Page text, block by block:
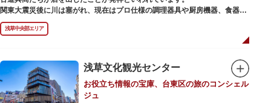
関東大震災後に川は塞がれ、現在はプロ仕様の調理器具や厨房機器、食器、
包材、調理衣装など「食」にまつわる約170軒の専門店が集まる個性的な専
門商店街として賑わいを見せています。もちろん、ほとんどのお店が小売に
も対応。家庭の調理用具を購入したい人や観光客にもおすすめです。食品サ
毎年、道具の日である10月9日前後に開催される「かっぱ橋道具まつり」で
は、各店舗がおすすめ商品や掘り出しものを販売。また、年ごとに異なる
様々な催しものも行われます。
浅草中央部エリア
浅草文化観光センター
お役立ち情報の宝庫、台東区の旅のコンシェル
ジュ